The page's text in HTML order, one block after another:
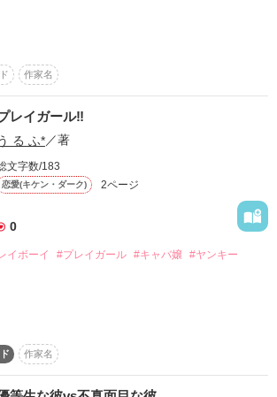
作品を読む
でそんな格好をするんだ？」
超問題児な女の子の話。
作家名
レイガール‼
る ふ*／著
文字数/183
恋愛(キケン・ダーク) 2ページ
0
イボーイ #プレイガール #キャバ嬢 #ヤンキー
プレイガールらしい、あたしは何故か…学
レイボーイなあいつと、面接ごっこ⁉⁉⁉
んですか？」
作家名